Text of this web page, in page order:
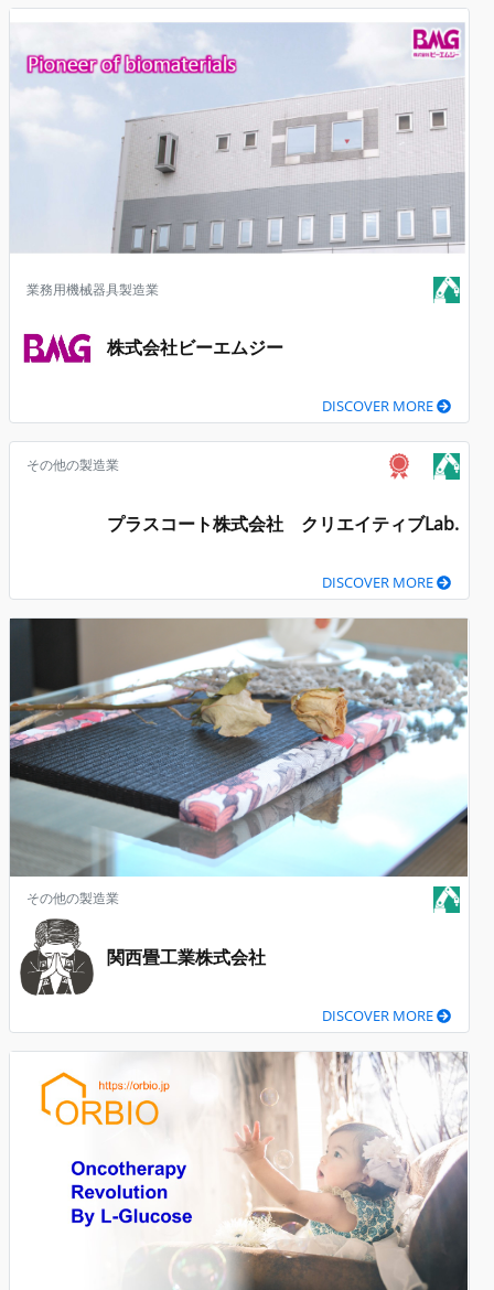
業務用機械器具製造業
株式会社ビーエムジー
DISCOVER MORE
その他の製造業
プラスコート株式会社 クリエイティブLab.
DISCOVER MORE
その他の製造業
関西畳工業株式会社
DISCOVER MORE